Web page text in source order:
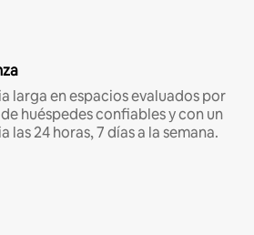
larga en espacios evaluados por
huéspedes confiables y con un
las 24 horas, 7 días a la semana.